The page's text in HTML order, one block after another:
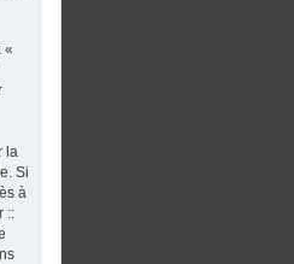
«
la
Si
à
::